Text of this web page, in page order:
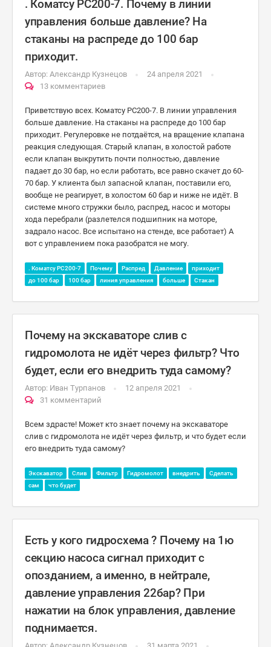
. Коматсу РС200-7. Почему в линии
управления больше давление? На
стаканы на распреде до 100 бар
приходит.
Автор: Александр Кузнецов
24 апреля 2021
13 комментариев
Приветствую всех. Коматсу РС200-7. В линии управления
больше давление. На стаканы на распреде до 100 бар
приходит. Регулеровке не потдаётся, на вращение клапана
реакция следующая. Старый клапан, в холостой работе
если клапан выкрутить почти полностью, давление
падает до 30 бар, но если работать, все равно скачет до 60-
70 бар. У клиента был запасной клапан, поставили его,
вообще не реагирует, в холостом 60 бар и ниже не идёт. В
системе много стружки было, распред, насос и моторы
хода перебрали (разлетелся подшипник на моторе,
задрало насос. Все испытано на стенде, все работает) А
вот с управлением пока разобратся не могу.
. Коматсу РС200-7 Почему Распред Давление
приходит
до 100 бар
100 бар линия управления больше Стакан
Почему на экскаваторе слив с
гидромолота не идёт через фильтр? Что
будет, если его внедрить туда самому?
Автор: Иван Турпанов
12 апреля 2021
31 комментарий
Всем здрасте! Может кто знает почему на экскаваторе
слив с гидромолота не идёт через фильтр, и что будет если
его внедрить туда самому?
Экскаватор Слив Фильтр Гидромолот внедрить
Сделать
сам
что будет
Есть у кого гидросхема ? Почему на 1ю
секцию насоса сигнал приходит с
опозданием, а именно, в нейтрале,
давление управления 22бар? При
нажатии на блок управления, давление
поднимается.